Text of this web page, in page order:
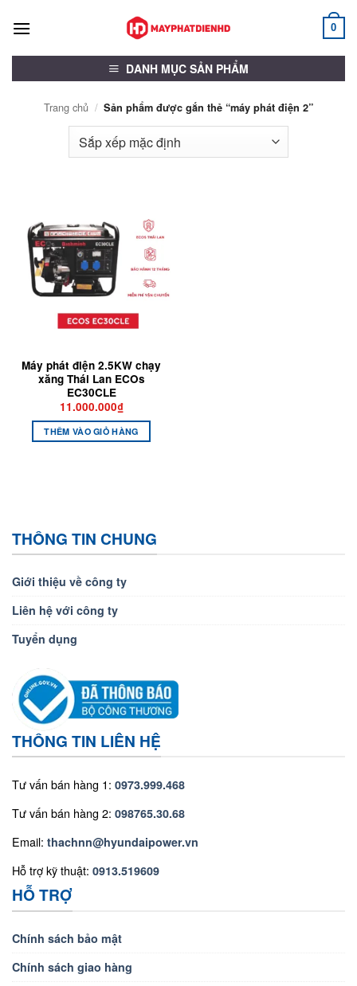
qua
0
DANH MỤC SẢN PHẨM
Trang chủ / Sản phẩm được gắn thẻ “máy phát điện 2”
Máy phát điện 2.5KW chạy
xăng Thái Lan ECOs
EC30CLE
11.000.000₫
THÊM VÀO GIỎ HÀNG
THÔNG TIN CHUNG
Giới thiệu về công ty
Liên hệ với công ty
Tuyển dụng
THÔNG TIN LIÊN HỆ
Tư vấn bán hàng 1: 0973.999.468
Tư vấn bán hàng 2: 098765.30.68
Email: thachnn@hyundaipower.vn
Hỗ trợ kỹ thuật: 0913.519609
HỖ TRỢ
Chính sách bảo mật
Chính sách giao hàng